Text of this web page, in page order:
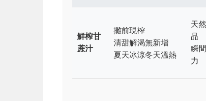
鮮榨甘
蔗汁
攤前現榨
清甜解渴無新增
夏天冰涼冬天溫熱
天
品
瞬
力